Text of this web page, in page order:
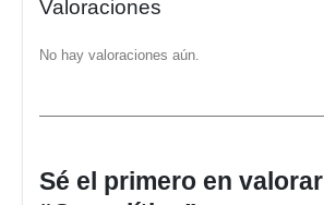
Valoraciones
No hay valoraciones aún.
Sé el primero en valorar